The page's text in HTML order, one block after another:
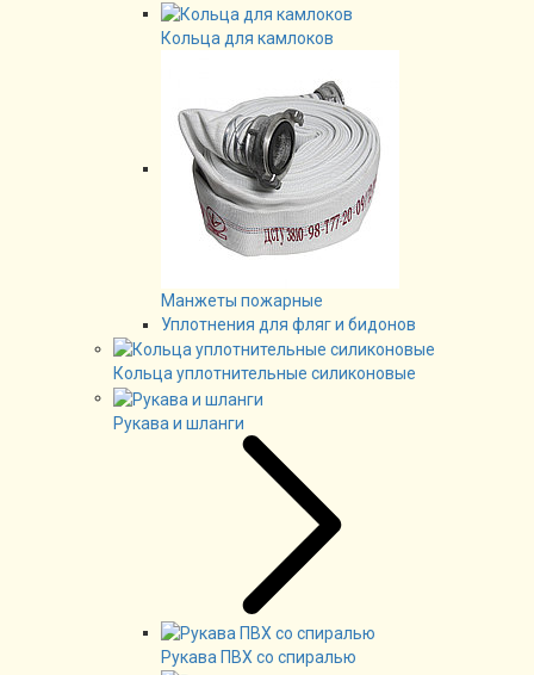
Кольца для камлоков
Манжеты пожарные
Уплотнения для фляг и бидонов
Кольца уплотнительные силиконовые
Рукава и шланги
Рукава ПВХ со спиралью